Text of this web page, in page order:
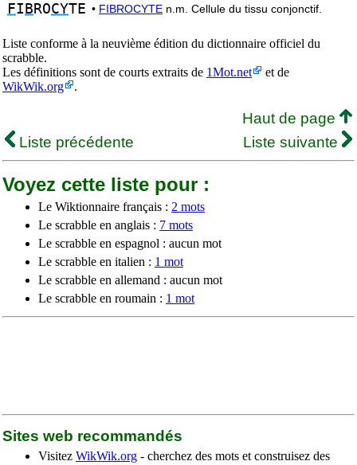
FI B ROCYTE • FIBROCYTE n.m. Cellule du tissu conjonctif.
Liste conforme à la neuvième édition du dictionnaire officiel du
scrabble.
Les définitions sont de courts extraits de 1Mot.net
et de
WikWik.org
.
Haut de page
Liste précédente
Liste suivante
Voyez cette liste pour :
Le Wiktionnaire français : 2 mots
Le scrabble en anglais : 7 mots
Le scrabble en espagnol : aucun mot
Le scrabble en italien : 1 mot
Le scrabble en allemand : aucun mot
Le scrabble en roumain : 1 mot
Sites web recommandés
Visitez WikWik.org - cherchez des mots et construisez des